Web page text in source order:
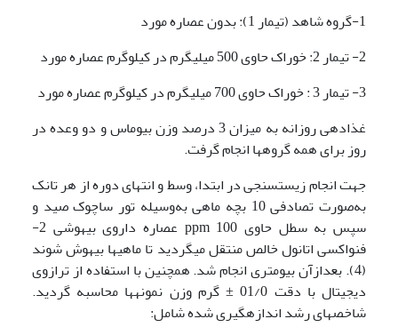
1-گروه شاهد (تیمار 1): بدون عصاره مورد
2- تیمار 2: خوراک حاوی 500 میلی­گرم در کیلو­گرم عصاره مورد
3- تیمار 3 : خوراک حاوی 700 میلی­گرم در کیلوگرم عصاره مورد
غذا­دهی روزانه به میزان 3 درصد وزن بیوماس و دو وعده در
روز برای همه گروه­ها انجام گرفت.
جهت انجام زیست­سنجی در ابتدا، وسط و انتهای دوره از هر تانک
به‌صورت تصادفی 10 بچه ماهی به‌وسیله تور ساچوک صید و
سپس به سطل حاوی ppm 100 عصاره داروی بیهوشی 2-
فنواکسی اتانول خالص منتقل می­گردید تا ماهی­ها بیهوش شوند
(4). بعدازآن بیومتری انجام شد. همچنین با استفاده از ترازوی
دیجیتال با دقت 01/0 ± گرم وزن نمونه­ها محاسبه گردید.
شاخص­های رشد اندازه­گیری شده شامل: